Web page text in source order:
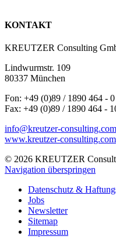
KONTAKT
KREUTZER Consulting
Lindwurmstr. 109
80337 München
Fon: +49 (0)89 / 1890 464 - 0
Fax: +49 (0)89 / 1890 464 -
info@kreutzer-consulting.com
www.kreutzer-consulting.com
© 2026 KREUTZER
Navigation überspringen
Datenschutz &
Jobs
Newsletter
Sitemap
Impressum